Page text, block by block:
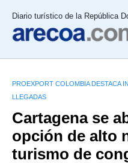
Diario turístico de la República
PROEXPORT COLOMBIA DESTACA
LLEGADAS
Cartagena se
opción de alto
turismo de